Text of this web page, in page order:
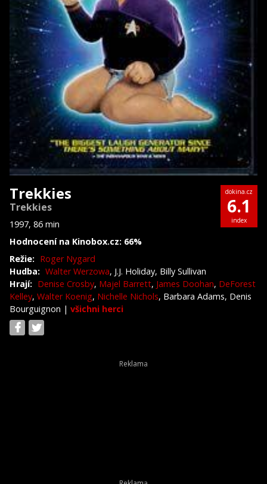
Trekkies
Trekkies
1997, 86 min
Hodnocení na Kinobox.cz: 66%
dokina.cz
6.1
index
Režie: Roger Nygard
Hudba: Walter Werzowa, J.J. Holiday, Billy Sullivan
Hrají: Denise Crosby, Majel Barrett, James Doohan, DeForest
Kelley, Walter Koenig, Nichelle Nichols, Barbara Adams, Denis
Bourguignon | všichni herci